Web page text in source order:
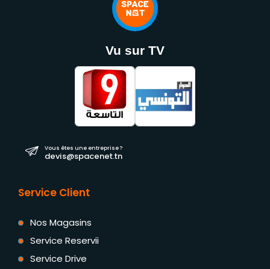
Vu sur TV
Vous êtes une entreprise ?
devis@spacenet.tn
Service Client
Nos Magasins
Service Reservii
Service Drive